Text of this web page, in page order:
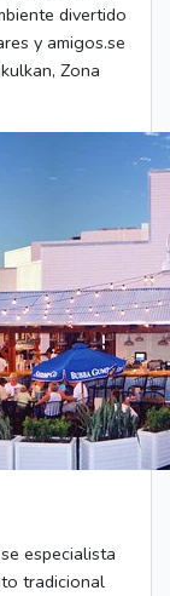
divertido
y amigos.se
Zona
especialista
tradicional